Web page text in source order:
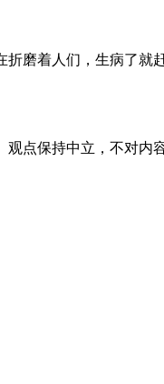
磨着人们，生病了就
点保持中立，不对内